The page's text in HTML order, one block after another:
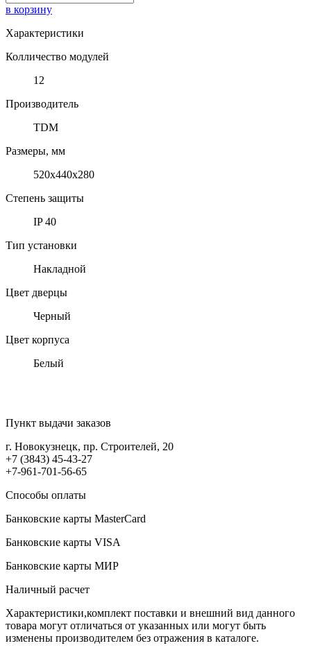
в корзину
Характеристики
Колличество модулей
12
Производитель
TDM
Размеры, мм
520х440х280
Степень защиты
IP 40
Тип установки
Накладной
Цвет дверцы
Черный
Цвет корпуса
Белый
Пункт выдачи заказов
г. Новокузнецк, пр. Строителей, 20
+7 (3843) 45-43-27
+7-961-701-56-65
Способы оплаты
Банковские карты MasterCard
Банковские карты VISA
Банковские карты МИР
Наличный расчет
Характеристики,комплект поставки и внешний вид данного
товара могут отличаться от указанных или могут быть
изменены производителем без отражения в каталоге.